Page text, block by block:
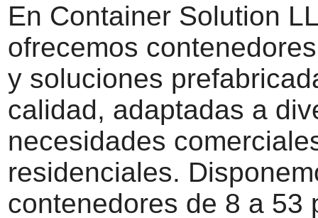
En Container Solution
ofrecemos
y soluciones
calidad, adaptadas a
necesidades
residenciales.
contenedores de 8 a 53